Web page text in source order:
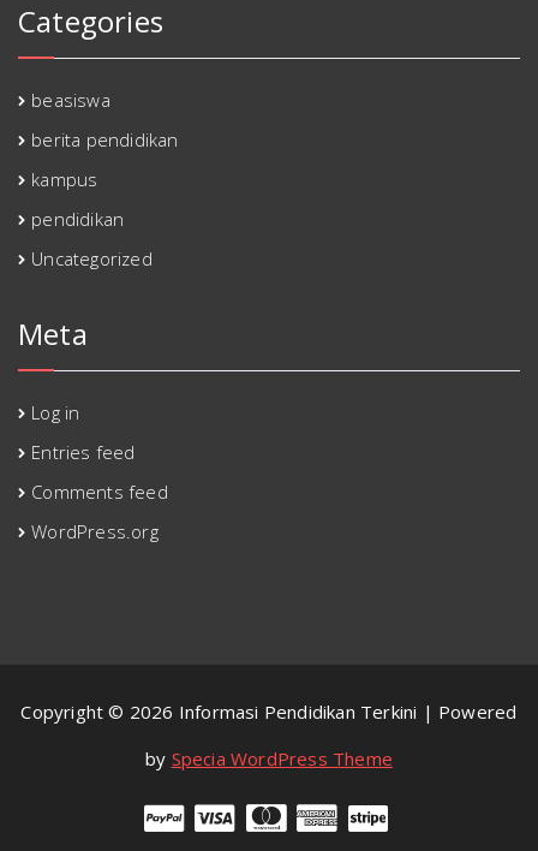
Categories
beasiswa
berita pendidikan
kampus
pendidikan
Uncategorized
Meta
Log in
Entries feed
Comments feed
WordPress.org
Copyright © 2026 Informasi Pendidikan Terkini | Powered
by Specia WordPress Theme